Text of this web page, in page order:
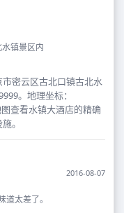
镇景区内
密云区古北口镇古北水
。地理坐标：
查看水镇大酒店的精确
。
2016-08-07
太差了。